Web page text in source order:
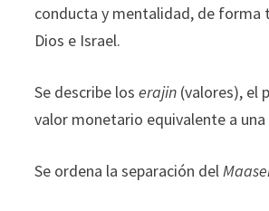
conducta y mentalidad, de forma
Dios e Israel.
Se describe loserajin (valores), el
valor monetario equivalente a
Se ordena la separación del